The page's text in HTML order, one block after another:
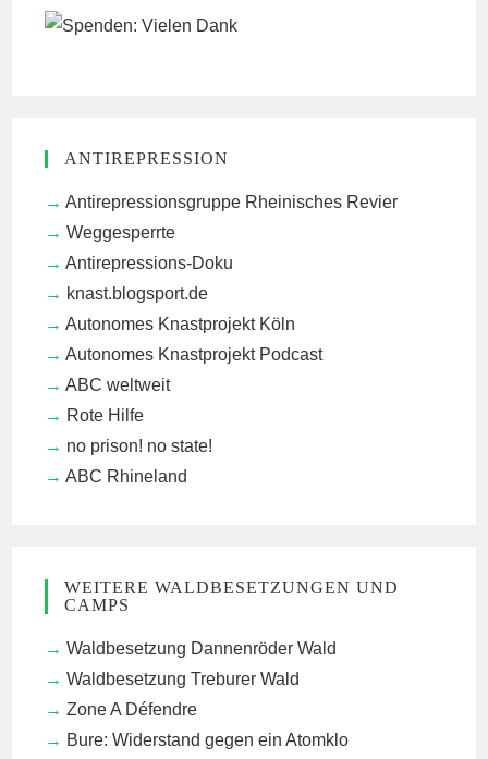
ANTIREPRESSION
Antirepressionsgruppe Rheinisches Revier
Weggesperrte
Antirepressions-Doku
knast.blogsport.de
Autonomes Knastprojekt Köln
Autonomes Knastprojekt Podcast
ABC weltweit
Rote Hilfe
no prison! no state!
ABC Rhineland
WEITERE WALDBESETZUNGEN UND
CAMPS
Waldbesetzung Dannenröder Wald
Waldbesetzung Treburer Wald
Zone A Défendre
Bure: Widerstand gegen ein Atomklo